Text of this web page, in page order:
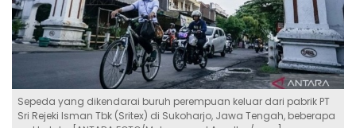
Sepeda yang dikendarai buruh perempuan keluar dari pabrik PT
Sri Rejeki Isman Tbk (Sritex) di Sukoharjo, Jawa Tengah, beberapa